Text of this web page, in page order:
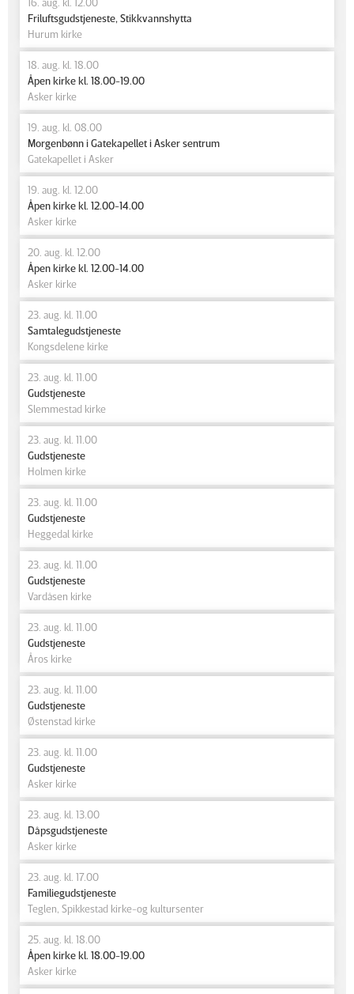
Friluftsgudstjeneste, Stikkvannshytta
Hurum kirke
18. aug. kl. 18.00
Åpen kirke kl. 18.00-19.00
Asker kirke
19. aug. kl. 08.00
Morgenbønn i Gatekapellet i Asker sentrum
Gatekapellet i Asker
19. aug. kl. 12.00
Åpen kirke kl. 12.00-14.00
Asker kirke
20. aug. kl. 12.00
Åpen kirke kl. 12.00-14.00
Asker kirke
23. aug. kl. 11.00
Samtalegudstjeneste
Kongsdelene kirke
23. aug. kl. 11.00
Gudstjeneste
Slemmestad kirke
23. aug. kl. 11.00
Gudstjeneste
Holmen kirke
23. aug. kl. 11.00
Gudstjeneste
Heggedal kirke
23. aug. kl. 11.00
Gudstjeneste
Vardåsen kirke
23. aug. kl. 11.00
Gudstjeneste
Åros kirke
23. aug. kl. 11.00
Gudstjeneste
Østenstad kirke
23. aug. kl. 11.00
Gudstjeneste
Asker kirke
23. aug. kl. 13.00
Dåpsgudstjeneste
Asker kirke
23. aug. kl. 17.00
Familiegudstjeneste
Teglen, Spikkestad kirke-og kultursenter
25. aug. kl. 18.00
Åpen kirke kl. 18.00-19.00
Asker kirke